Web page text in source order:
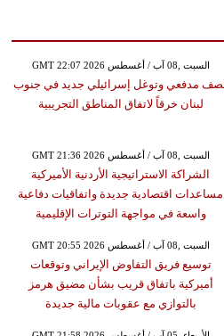
GMT 22:07 2026 السبت ,08 آب / أغسطس
مدفعي وتوغل إسرائيلي جديد في جنوب
لبنان خرقاً لاتفاق المناطق التجريبية
GMT 21:36 2026 السبت ,08 آب / أغسطس
الشراكة الاستراتيجية الأردنية الأميركية
مساعدات اقتصادية جديدة واتفاقيات دفاعية
واسعة في مواجهة التوترات الإقليمية
GMT 20:55 2026 السبت ,08 آب / أغسطس
توسيع فريق التفاوض الإيراني وتوقعات
أميركية باتفاق قريب بشأن مضيق هرمز
بالتوازي مع عقوبات مالية جديدة